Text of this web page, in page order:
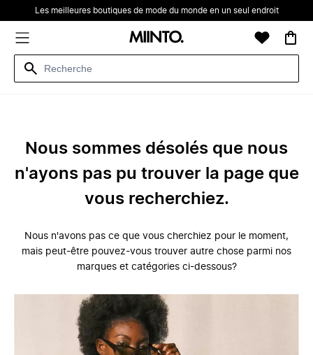
Les meilleures boutiques de mode du monde en un seul endroit
Nous sommes désolés que nous
n'ayons pas pu trouver la page que
vous recherchiez.
Nous n'avons pas ce que vous cherchiez pour le moment,
mais peut-être pouvez-vous trouver autre chose parmi nos
marques et catégories ci-dessous?